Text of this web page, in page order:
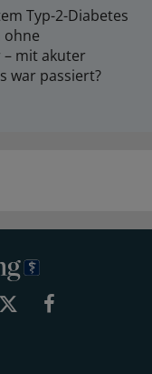
Typ-2-Diabetes
ohne
mit akuter
war passiert?